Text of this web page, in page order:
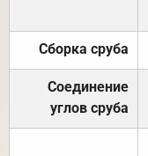
Сборка сруба
Соединение
углов сруба